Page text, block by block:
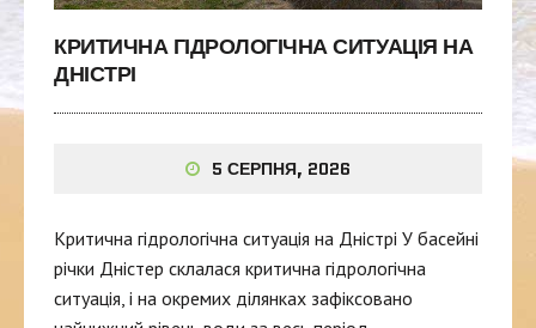
КРИТИЧНА ГІДРОЛОГІЧНА СИТУАЦІЯ НА
ДНІСТРІ
5 СЕРПНЯ, 2026
Критична гідрологічна ситуація на Дністрі У басейні
річки Дністер склалася критична гідрологічна
ситуація, і на окремих ділянках зафіксовано